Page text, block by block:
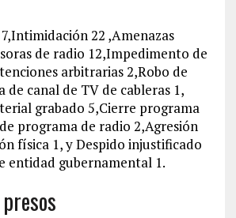
22 ,Amenazas
de radio 12,Impedimento de
arbitrarias 2,Robo de
de canal de TV de cableras 1,
grabado 5,Cierre programa
programa de radio 2,Agresión
física 1, y Despido injustificado
entidad gubernamental 1.